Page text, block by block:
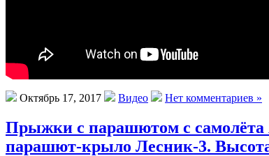
Октябрь 17, 2017 Видео Нет комментариев »
Прыжки с парашютом с
парашют-крыло Лесник-3.